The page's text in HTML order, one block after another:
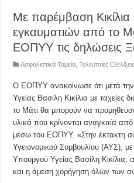
Με παρέμβαση Κικίλια
εγκαυματιών από το
ΕΟΠΥΥ τις δηλώσεις
Ασφαλιστικά Ταμεία ,Τελευταίες Εξελίξεις
Ο ΕΟΠΥΥ ανακοίνωσε ότι μετά
Υγείας Βασίλη Κικίλια με ταχείες
το Μάτι θα μπορούν να
υλικά που κρίνονται αναγκαία
μέσω του ΕΟΠΥΥ. «Στην έκτακτη
Υγειονομικού Συμβουλίου (ΑΥΣ),
Υπουργού Υγείας Βασίλη
και η άμεση χορήγηση όλων των